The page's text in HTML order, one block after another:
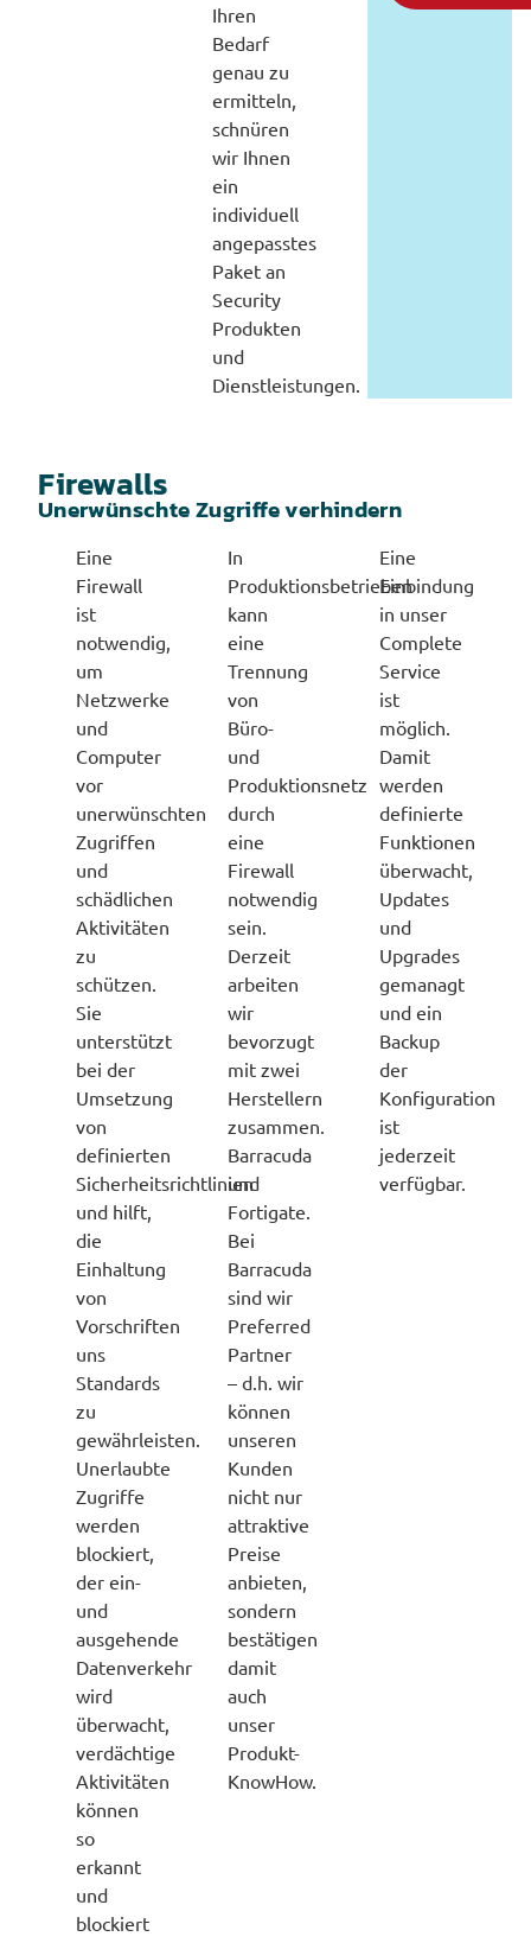
Ihren
Bedarf
genau zu
ermitteln,
schnüren
wir Ihnen
ein
individuell
angepasstes
Paket an
Security
Produkten
und
Dienstleistungen.
Firewalls
Unerwünschte Zugriffe verhindern
Eine
Firewall
ist
notwendig,
um
Netzwerke
und
Computer
vor
unerwünschten
Zugriffen
und
schädlichen
Aktivitäten
zu
schützen.
Sie
unterstützt
bei der
Umsetzung
von
definierten
Sicherheitsrichtlinien
und hilft,
die
Einhaltung
von
Vorschriften
uns
Standards
zu
gewährleisten.
Unerlaubte
Zugriffe
werden
blockiert,
der ein-
und
ausgehende
Datenverkehr
wird
überwacht,
verdächtige
Aktivitäten
können
so
erkannt
und
blockiert
In
Produktionsbetrieben
kann
eine
Trennung
von
Büro-
und
Produktionsnetz
durch
eine
Firewall
notwendig
sein.
Derzeit
arbeiten
wir
bevorzugt
mit zwei
Herstellern
zusammen.
Barracuda
und
Fortigate.
Bei
Barracuda
sind wir
Preferred
Partner
– d.h. wir
können
unseren
Kunden
nicht nur
attraktive
Preise
anbieten,
sondern
bestätigen
damit
auch
unser
Produkt-
KnowHow.
Eine
Einbindung
in unser
Complete
Service
ist
möglich.
Damit
werden
definierte
Funktionen
überwacht,
Updates
und
Upgrades
gemanagt
und ein
Backup
der
Konfiguration
ist
jederzeit
verfügbar.